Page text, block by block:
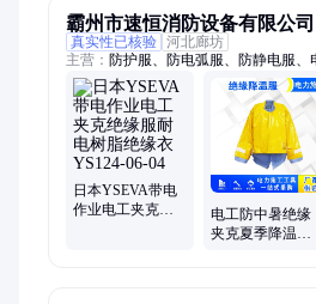
霸州市速恒消防设备有限公司
真实性已核验 河北廊坊
主营： 防护服、防电弧服、防静电服
服、防触电工作服、防触电工作套装、
热阻燃服、防电弧套、防电弧大褂
日本YSEVA带电
作业电工夹克绝
电工防中暑绝缘
夹克夏季降温服